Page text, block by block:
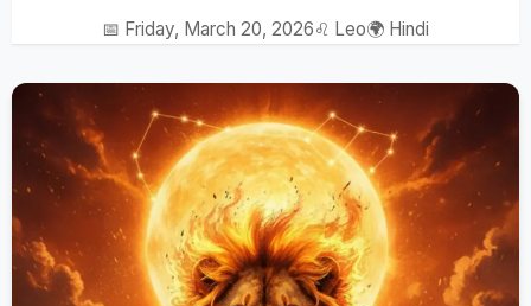
📅 Friday, March 20, 2026♌ Leo🌍 Hindi